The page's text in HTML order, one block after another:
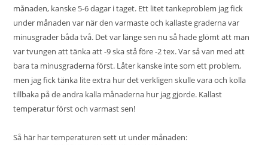
månaden, kanske 5-6 dagar i taget. Ett litet tankeproblem jag fick
under månaden var när den varmaste och kallaste graderna var
minusgrader båda två. Det var länge sen nu så hade glömt att man
var tvungen att tänka att -9 ska stå före -2 tex. Var så van med att
bara ta minusgraderna först. Låter kanske inte som ett problem,
men jag fick tänka lite extra hur det verkligen skulle vara och kolla
tillbaka på de andra kalla månaderna hur jag gjorde. Kallast
temperatur först och varmast sen!
Så här har temperaturen sett ut under månaden: